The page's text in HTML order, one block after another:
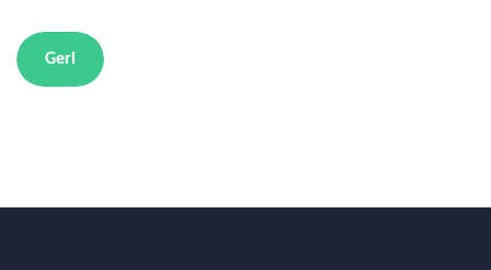
Geri